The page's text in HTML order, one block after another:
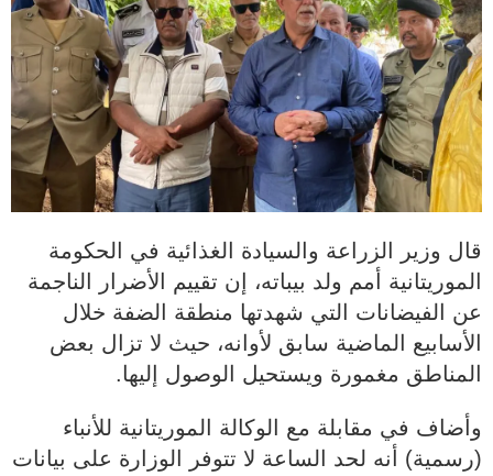
قال وزير الزراعة والسيادة الغذائية في الحكومة
الموريتانية أمم ولد بيباته، إن تقييم الأضرار الناجمة
عن الفيضانات التي شهدتها منطقة الضفة خلال
الأسابيع الماضية سابق لأوانه، حيث لا تزال بعض
المناطق مغمورة ويستحيل الوصول إليها.
وأضاف في مقابلة مع الوكالة الموريتانية للأنباء
(رسمية) أنه لحد الساعة لا تتوفر الوزارة على بيانات